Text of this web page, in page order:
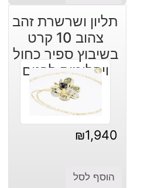
תליון ושרשרת זהב
צהוב 10 קרט
בשיבוץ ספיר כחול
ויהלומים לבנים
עיצוב פרפר
₪1,940
הוסף לסל